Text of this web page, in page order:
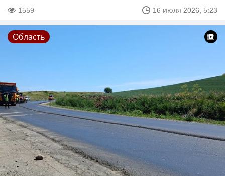
1559 16 июля 2026, 5:23
Область